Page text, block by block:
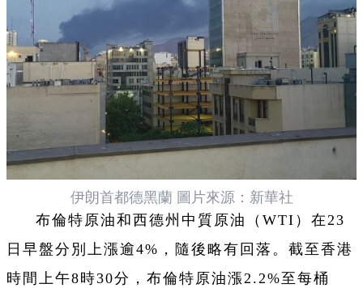
伊朗首都德黑蘭 圖片來源：新華社
布倫特原油和西德州中質原油（WTI）在23
日早盤分別上漲逾4%，隨後略有回落。截至香港
時間上午8時30分，布倫特原油漲2.2%至每桶